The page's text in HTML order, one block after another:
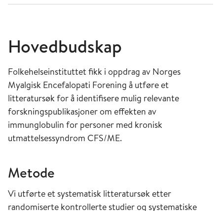
Hovedbudskap
Folkehelseinstituttet fikk i oppdrag av Norges
Myalgisk Encefalopati Forening å utføre et
litteratursøk for å identifisere mulig relevante
forskningspublikasjoner om effekten av
immunglobulin for personer med kronisk
utmattelsessyndrom CFS/ME.
Metode
Vi utførte et systematisk litteratursøk etter
randomiserte kontrollerte studier og systematiske